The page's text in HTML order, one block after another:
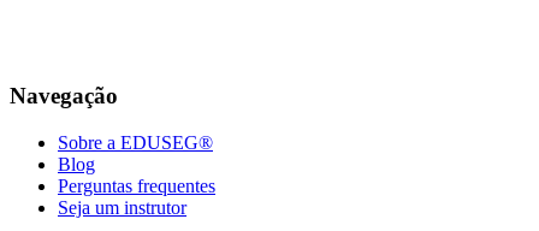
Navegação
Sobre a EDUSEG®
Blog
Perguntas frequentes
Seja um instrutor